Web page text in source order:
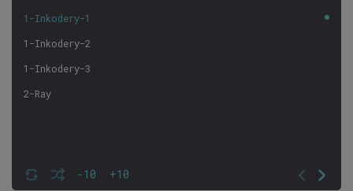
-10 +10
1-Inkodery-1
1-Inkodery-2
1-Inkodery-3
2-Ray